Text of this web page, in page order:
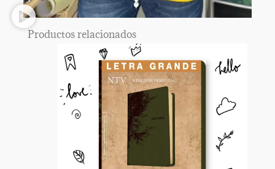
Productos relacionados